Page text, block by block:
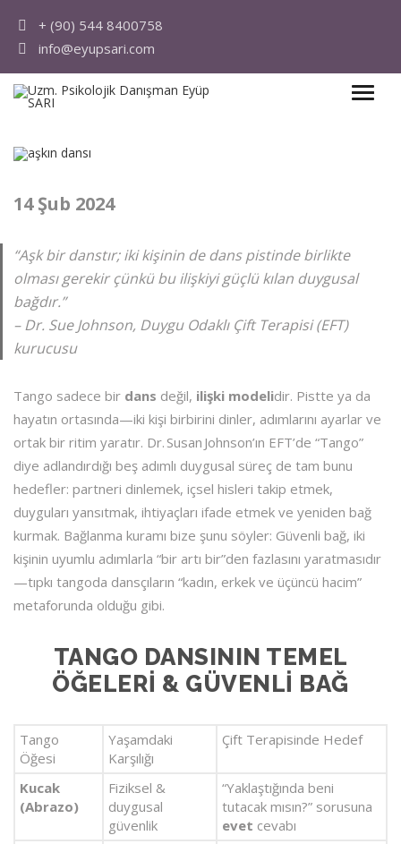
+ (90) 544 8400758
info@eyupsari.com
14 Şub 2024
“Aşk bir danstır; iki kişinin de dans pistinde birlikte
olması gerekir çünkü bu ilişkiyi güçlü kılan duygusal
bağdır.”
– Dr. Sue Johnson, Duygu Odaklı Çift Terapisi (EFT)
kurucusu
Tango sadece bir dans değil, ilişki modelidir. Pistte ya da
hayatın ortasında—iki kişi birbirini dinler, adımlarını ayarlar ve
ortak bir ritim yaratır. Dr. Susan Johnson’ın EFT’de “Tango”
diye adlandırdığı beş adımlı duygusal süreç de tam bunu
hedefler: partneri dinlemek, içsel hisleri takip etmek,
duyguları yansıtmak, ihtiyaçları ifade etmek ve yeniden bağ
kurmak. Bağlanma kuramı bize şunu söyler: Güvenli bağ, iki
kişinin uyumlu adımlarla “bir artı bir”den fazlasını yaratmasıdır
—tıpkı tangoda dansçıların “kadın, erkek ve üçüncü hacim”
metaforunda olduğu gibi.
TANGO DANSININ TEMEL
ÖĞELERI & GÜVENLI BAĞ
Tango
Öğesi
Yaşamdaki
Karşılığı
Çift Terapisinde Hedef
Kucak
(Abrazo)
Fiziksel &
duygusal
güvenlik
“Yaklaştığında beni
tutacak mısın?” sorusuna
evet cevabı